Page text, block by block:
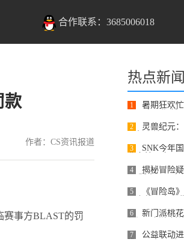
合作联系：3685006018
款
作者：CS资讯报道
事方BLAST的罚
热点新
1
暑期狂欢
2
灵兽纪元
3
SNK今年
4
揭秘冒险
5
《冒险岛
6
新门派桃
7
公益联动